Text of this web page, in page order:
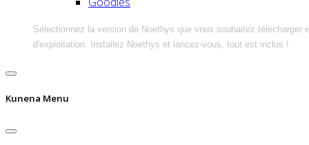
Sélectionnez la version de Noethys que vous souhaitez télécharger
d'exploitation. Installez Noethys et lancez-vous, tout est inclus !
Kunena Menu